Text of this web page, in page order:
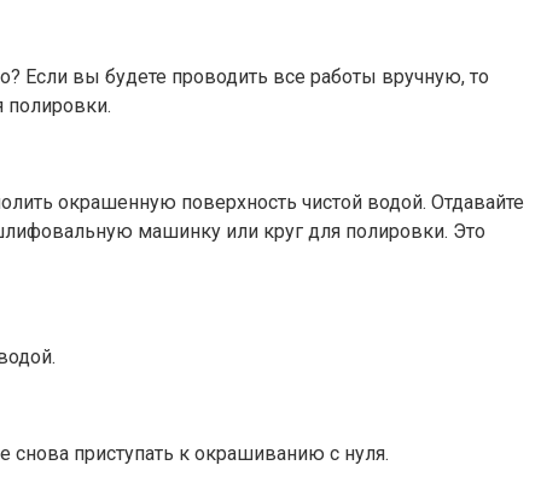
Если вы будете проводить все работы вручную, то
полировки.
окрашенную поверхность чистой водой. Отдавайте
машинку или круг для полировки. Это
снова приступать к окрашиванию с нуля.